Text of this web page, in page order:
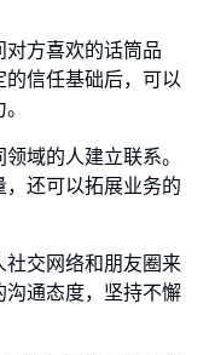
方喜欢的话筒品
信任基础后，可以
域的人建立联系。
还可以拓展业务的
社交网络和朋友圈来
通态度，坚持不懈